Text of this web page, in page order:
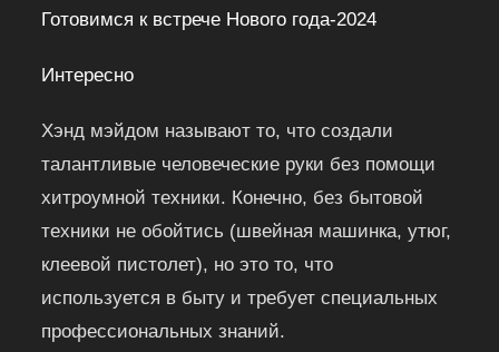
Готовимся к встрече Нового года-2024
Интересно
Хэнд мэйдом называют то, что создали
талантливые человеческие руки без помощи
хитроумной техники. Конечно, без бытовой
техники не обойтись (швейная машинка, утюг,
клеевой пистолет), но это то, что
используется в быту и требует специальных
профессиональных знаний.